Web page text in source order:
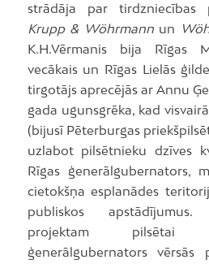
strādāja par tirdzniecības
Krupp & Wöhrmannun
K.H.Vērmanis bija Rīgas
vecākais un Rīgas Lielās
tirgotājs aprecējās ar Annu
gada ugunsgrēka, kad
(bijusī Pēterburgas
uzlabot pilsētnieku dzīves
Rīgas ģenerālgubernators,
cietokšņa esplanādes
publiskos
projektam pilsētai
ģenerālgubernators